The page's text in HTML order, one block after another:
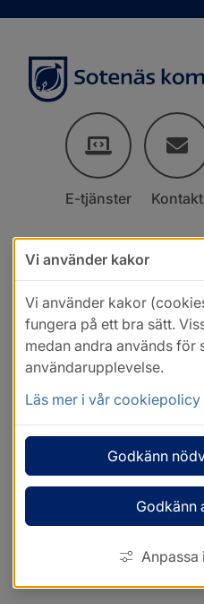
E-tjänster Kontakt
Vi använder kakor
Vi använder kakor
fungera på ett bra sätt.
medan andra används
användarupplevelse.
Läs mer i vår cookiepolicy
Godkänn
Godkänn
Anpassa